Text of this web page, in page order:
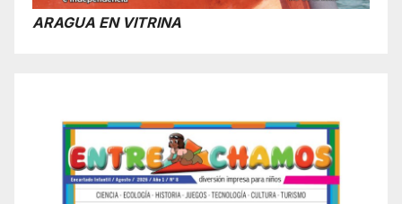
ARAGUA EN VITRINA